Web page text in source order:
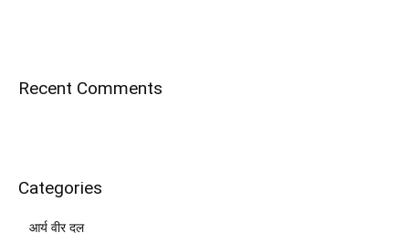
Recent Comments
Categories
आर्य वीर दल